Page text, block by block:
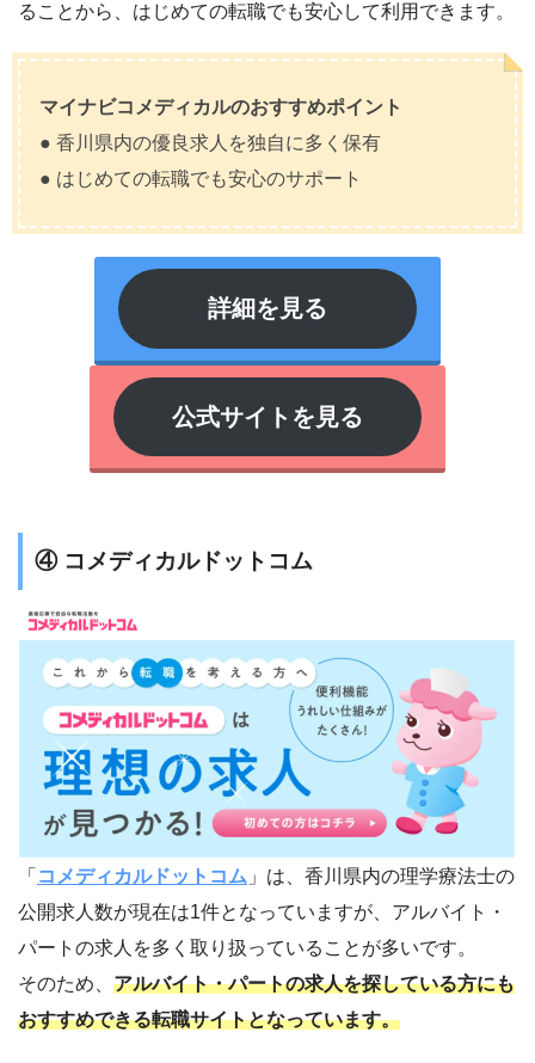
ることから、はじめての転職でも安心して利用できます。
マイナビコメディカルのおすすめポイント
● 香川県内の優良求人を独自に多く保有
● はじめての転職でも安心のサポート
詳細を見る
公式サイトを見る
④ コメディカルドットコム
「 コメディカルドットコム 」は、香川県内の理学療法士の
公開求人数が現在は1件となっていますが、アルバイト・
パートの求人を多く取り扱っていることが多いです。
そのため、 アルバイト・パートの求人を探している方にも
おすすめできる転職サイトとなっています。